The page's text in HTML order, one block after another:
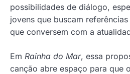
possibilidades de diálogo,
jovens que buscam
que conversem com a
Em Rainha do Mar, essa
canção abre espaço para que